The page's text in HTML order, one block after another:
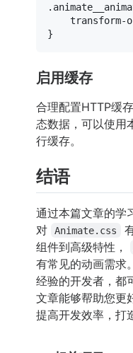
transform-
启用缓存
合理配置HTTP缓
态数据，可以使用
行缓存。
结语
通过本篇文章的学
对
Animate.css
组件到高级特性，
有常见的动画需求
经验的开发者，都
文章能够帮助您更
提高开发效率，打